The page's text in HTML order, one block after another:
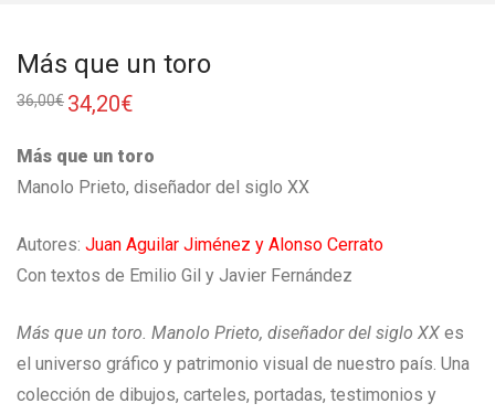
Más que un toro
36,00€ 34,20€
Más que un toro
Manolo Prieto, diseñador del siglo XX
Autores: Juan Aguilar Jiménez y Alonso Cerrato
Con textos de Emilio Gil y Javier Fernández
Más que un toro. Manolo Prieto, diseñador del siglo XX es
el universo gráfico y patrimonio visual de nuestro país. Una
colección de dibujos, carteles, portadas, testimonios y